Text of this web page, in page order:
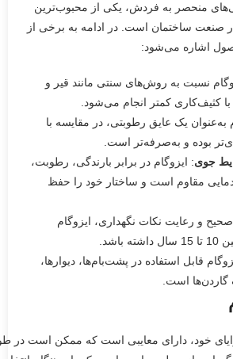
منحصر به فردش، یکی از محبوب‌ترین
صنعت ساختمان است. در ادامه به برخی از
اشاره می‌شود:
نسبت به روش‌های سنتی مانند قیر و
کثیف‌کاری کمتر انجام می‌شود.
به‌عنوان یک عایق رطوبتی، در مقایسه با
بوده و به‌صرفه‌تر است.
جوی: ایزوگام در برابر بارندگی، رطوبت،
مقاوم است و ساختار خود را حفظ
و رعایت نکات نگهداری، ایزوگام
قابل استفاده در پشت‌بام‌ها، دیوارها،
است.